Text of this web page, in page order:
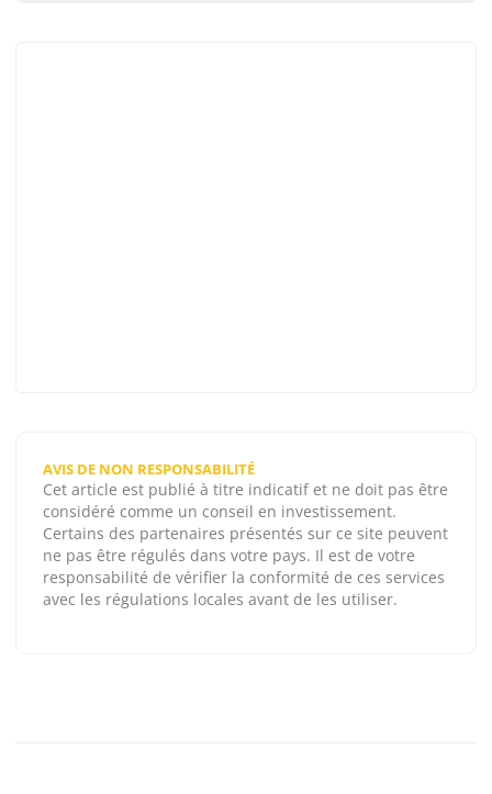
AVIS DE NON RESPONSABILITÉ
Cet article est publié à titre indicatif et ne doit pas être
considéré comme un conseil en investissement.
Certains des partenaires présentés sur ce site peuvent
ne pas être régulés dans votre pays. Il est de votre
responsabilité de vérifier la conformité de ces services
avec les régulations locales avant de les utiliser.